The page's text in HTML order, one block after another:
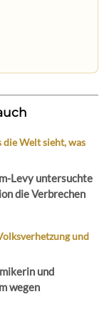
die Welt sieht, was
Levy untersuchte
die Verbrechen
und
und
wegen